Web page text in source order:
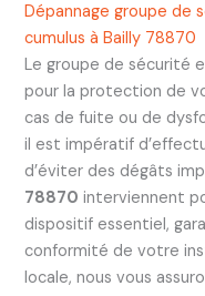
Dépannage groupe de
cumulus à Bailly 78870
Le groupe de sécurité
pour la protection de
cas de fuite ou de
il est impératif
d’éviter des dégâts
78870 interviennent
dispositif essentiel,
conformité de votre
locale, nous vous